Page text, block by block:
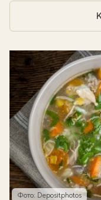
Фото: Depositphotos